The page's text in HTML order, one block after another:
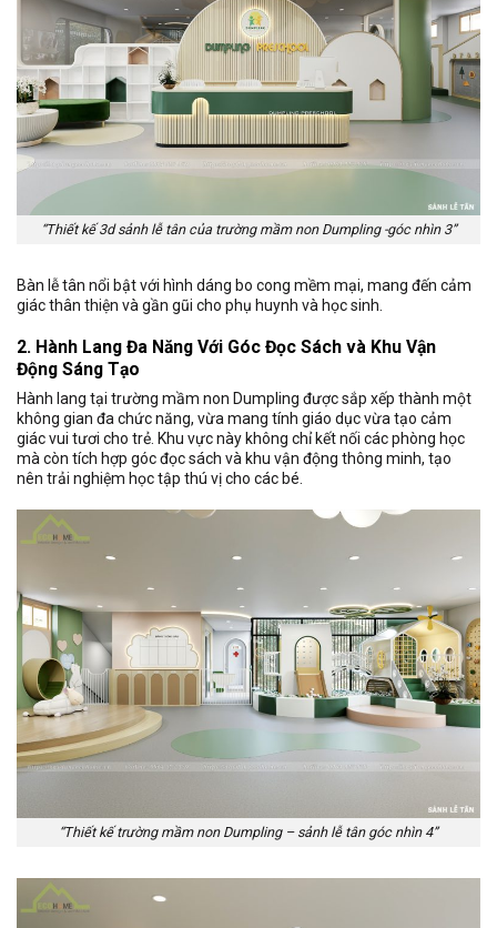
“Thiết kế 3d sảnh lễ tân của trường mầm non Dumpling -góc nhìn 3”
Bàn lễ tân nổi bật với hình dáng bo cong mềm mại, mang đến cảm
giác thân thiện và gần gũi cho phụ huynh và học sinh.
2. Hành Lang Đa Năng Với Góc Đọc Sách và Khu Vận
Động Sáng Tạo
Hành lang tại trường mầm non Dumpling được sắp xếp thành một
không gian đa chức năng, vừa mang tính giáo dục vừa tạo cảm
giác vui tươi cho trẻ. Khu vực này không chỉ kết nối các phòng học
mà còn tích hợp góc đọc sách và khu vận động thông minh, tạo
nên trải nghiệm học tập thú vị cho các bé.
“Thiết kế trường mầm non Dumpling – sảnh lễ tân góc nhìn 4”